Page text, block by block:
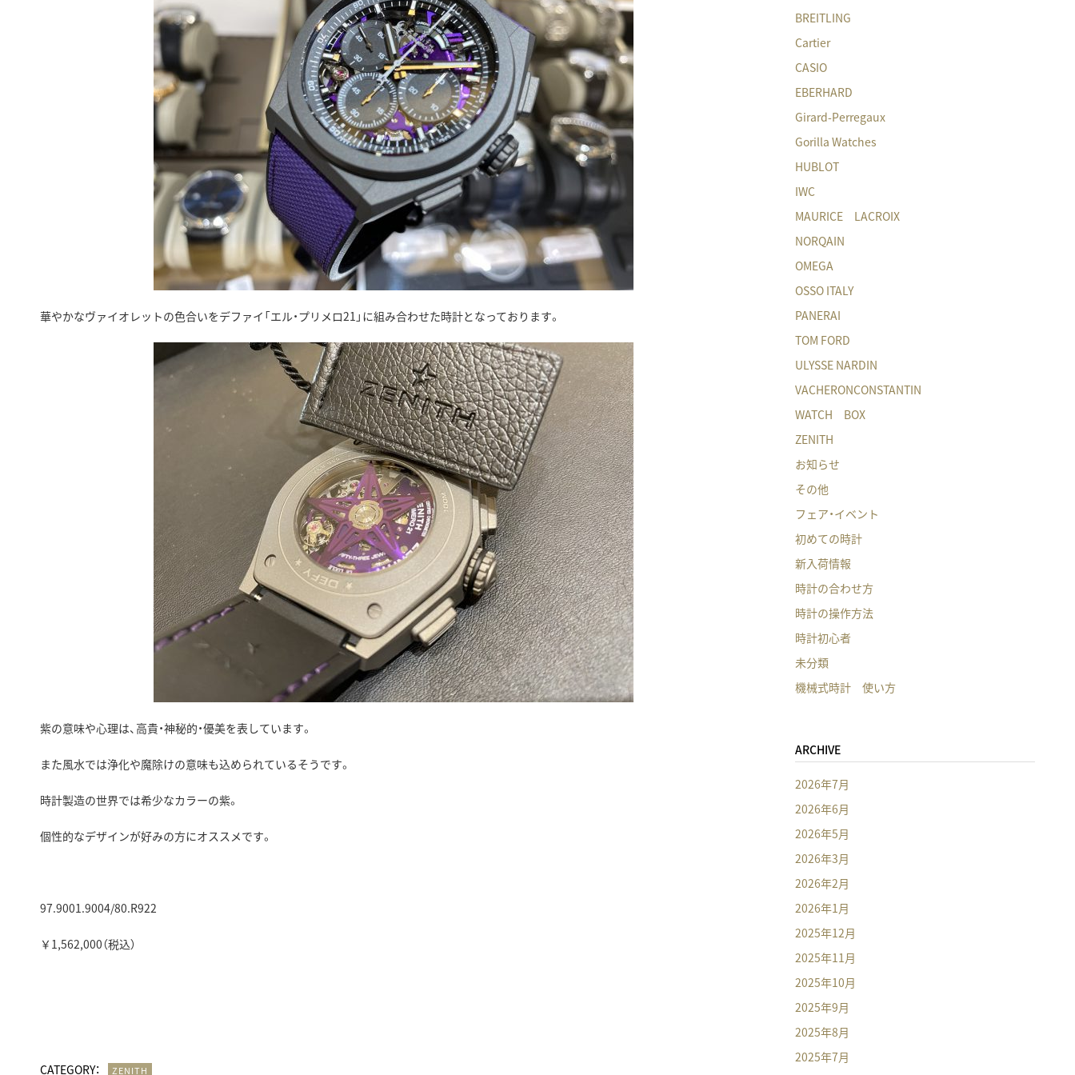
華やかなヴァイオレットの色合いをデファイ「エル・プリメロ21」に組み合わせた時計となっております。
紫の意味や心理は、高貴・神秘的・優美を表しています。
また風水では浄化や魔除けの意味も込められているそうです。
時計製造の世界では希少なカラーの紫。
個性的なデザインが好みの方にオススメです。
97.9001.9004/80.R922
￥1,562,000（税込）
CATEGORY： ZENITH
BREITLING
Cartier
CASIO
EBERHARD
Girard-Perregaux
Gorilla Watches
HUBLOT
IWC
MAURICE LACROIX
NORQAIN
OMEGA
OSSO ITALY
PANERAI
TOM FORD
ULYSSE NARDIN
VACHERONCONSTANTIN
WATCH BOX
ZENITH
お知らせ
その他
フェア・イベント
初めての時計
新入荷情報
時計の合わせ方
時計の操作方法
時計初心者
未分類
機械式時計 使い方
ARCHIVE
2026年7月
2026年6月
2026年5月
2026年3月
2026年2月
2026年1月
2025年12月
2025年11月
2025年10月
2025年9月
2025年8月
2025年7月